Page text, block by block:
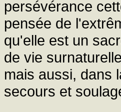
persévérance
pensée de
qu'elle est un
de vie
mais aussi, dans
secours et